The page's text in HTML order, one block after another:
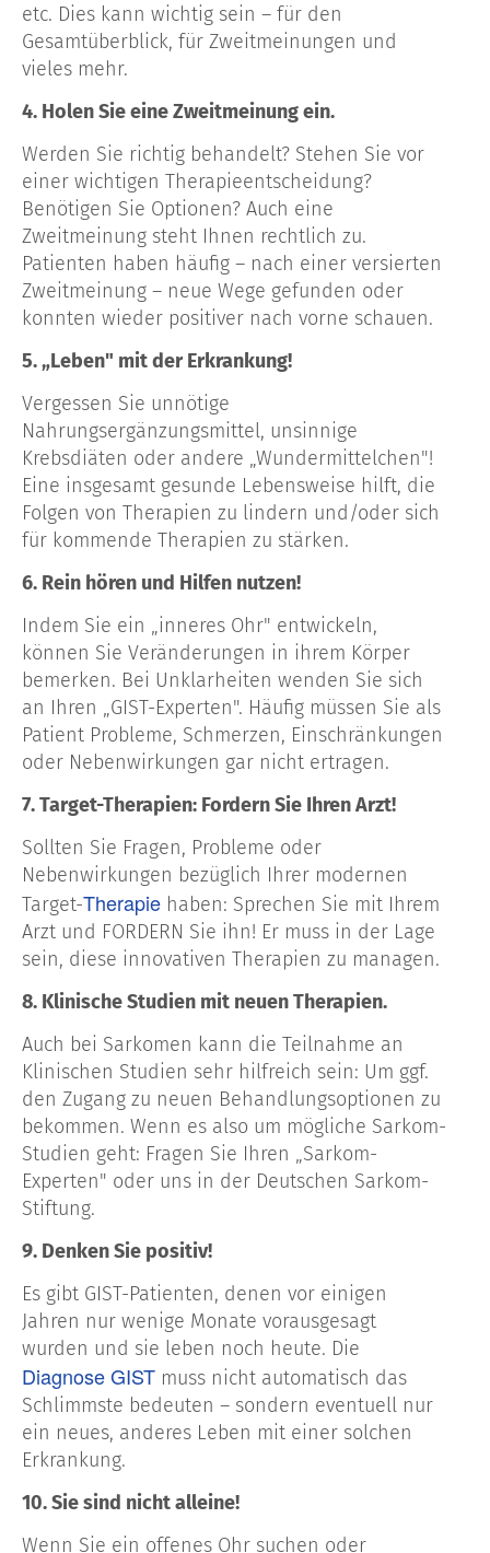
etc. Dies kann wichtig sein – für den
Gesamtüberblick, für Zweitmeinungen und
vieles mehr.
4. Holen Sie eine Zweitmeinung ein.
Werden Sie richtig behandelt? Stehen Sie vor
einer wichtigen Therapieentscheidung?
Benötigen Sie Optionen? Auch eine
Zweitmeinung steht Ihnen rechtlich zu.
Patienten haben häufig – nach einer versierten
Zweitmeinung – neue Wege gefunden oder
konnten wieder positiver nach vorne schauen.
5. „Leben" mit der Erkrankung!
Vergessen Sie unnötige
Nahrungsergänzungsmittel, unsinnige
Krebsdiäten oder andere „Wundermittelchen"!
Eine insgesamt gesunde Lebensweise hilft, die
Folgen von Therapien zu lindern und/oder sich
für kommende Therapien zu stärken.
6. Rein hören und Hilfen nutzen!
Indem Sie ein „inneres Ohr" entwickeln,
können Sie Veränderungen in ihrem Körper
bemerken. Bei Unklarheiten wenden Sie sich
an Ihren „GIST-Experten". Häufig müssen Sie als
Patient Probleme, Schmerzen, Einschränkungen
oder Nebenwirkungen gar nicht ertragen.
7. Target-Therapien: Fordern Sie Ihren Arzt!
Sollten Sie Fragen, Probleme oder
Nebenwirkungen bezüglich Ihrer modernen
Target-Therapie haben: Sprechen Sie mit Ihrem
Arzt und FORDERN Sie ihn! Er muss in der Lage
sein, diese innovativen Therapien zu managen.
8. Klinische Studien mit neuen Therapien.
Auch bei Sarkomen kann die Teilnahme an
Klinischen Studien sehr hilfreich sein: Um ggf.
den Zugang zu neuen Behandlungsoptionen zu
bekommen. Wenn es also um mögliche Sarkom-
Studien geht: Fragen Sie Ihren „Sarkom-
Experten" oder uns in der Deutschen Sarkom-
Stiftung.
9. Denken Sie positiv!
Es gibt GIST-Patienten, denen vor einigen
Jahren nur wenige Monate vorausgesagt
wurden und sie leben noch heute. Die
DiagnoseGIST muss nicht automatisch das
Schlimmste bedeuten – sondern eventuell nur
ein neues, anderes Leben mit einer solchen
Erkrankung.
10. Sie sind nicht alleine!
Wenn Sie ein offenes Ohr suchen oder